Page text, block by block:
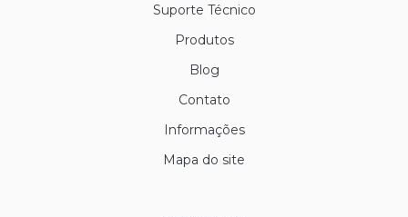
Suporte Técnico
Produtos
Blog
Contato
Informações
Mapa do site